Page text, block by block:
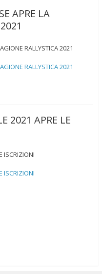
APRE LA
RALLYSTICA 2021
RALLYSTICA 2021
2021 APRE LE
ISCRIZIONI
ISCRIZIONI